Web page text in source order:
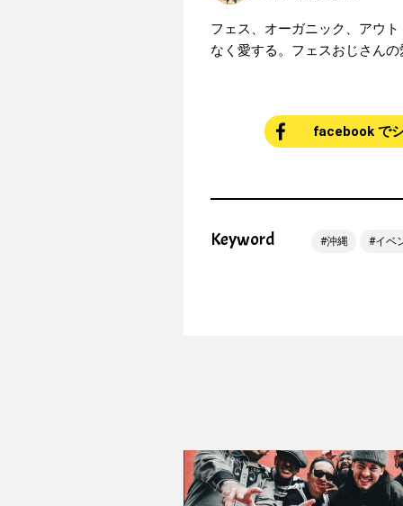
フェス、オーガニック、アウ
なく愛する。フェスおじさん
facebook で
Keyword 沖縄 イベ